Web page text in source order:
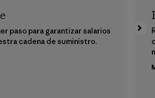
paso para garantizar salarios
cadena de suministro.